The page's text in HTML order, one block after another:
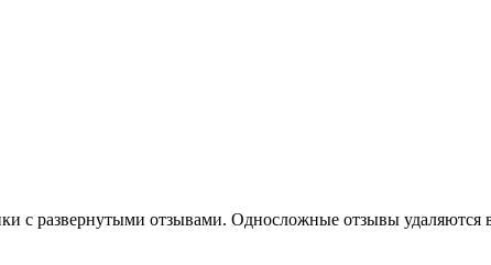
с развернутыми отзывами. Односложные отзывы удаляются